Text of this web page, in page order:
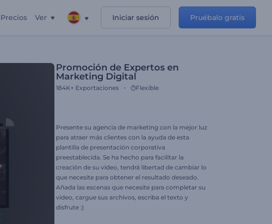
Precios Ver Iniciar sesión Pruébalo gratis
Promoción de Expertos en
Marketing Digital
184K+ Exportaciones Flexible
Presente su agencia de marketing con la mejor luz
para atraer más clientes con la ayuda de esta
plantilla de presentación corporativa
preestablecida. Se ha hecho para facilitar la
creación de su video, tendrá libertad de cambiar lo
que necesite para obtener el resultado deseado.
Añada las escenas que necesite para completar su
video, cargue sus archivos, escriba el texto y
disfrute :)